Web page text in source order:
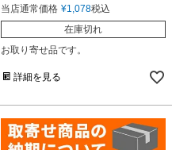
当店通常価格 ¥1,078税込
在庫切れ
お取り寄せ品です。
詳細を見る